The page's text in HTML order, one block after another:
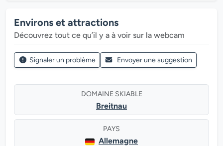
Environs et attractions
Découvrez tout ce qu’il y a à voir sur la webcam
Signaler un problème Envoyer une suggestion
DOMAINE SKIABLE
Breitnau
PAYS
Allemagne